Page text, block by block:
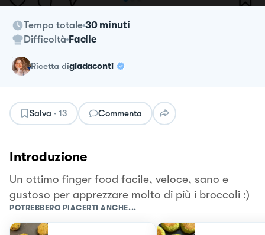
Tempo totale 30 minuti
Difficoltà Facile
ricetta digiadaconti
Salva · 13 Commenta
Introduzione
Un ottimo finger food facile, veloce, sano e
gustoso per apprezzare molto di più i broccoli :)
POTREBBERO PIACERTI ANCHE...